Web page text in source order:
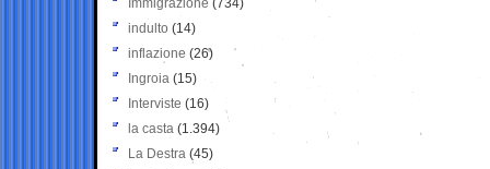
Immigrazione (734)
indulto (14)
inflazione (26)
Ingroia (15)
Interviste (16)
la casta (1.394)
La Destra (45)